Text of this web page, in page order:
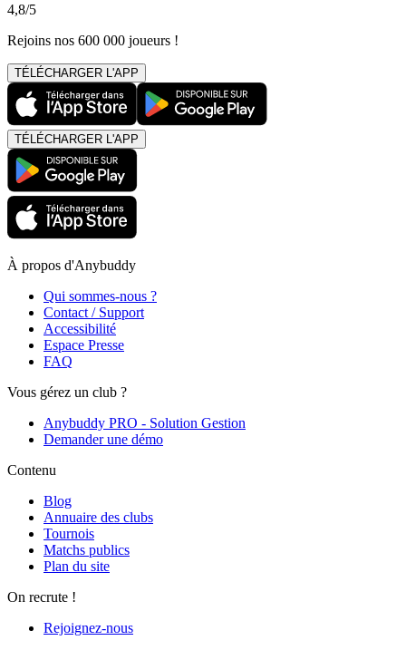
4,8/5
Rejoins nos 600 000 joueurs !
TÉLÉCHARGER L'APP
TÉLÉCHARGER L'APP
À propos d'Anybuddy
Qui sommes-nous ?
Contact / Support
Accessibilité
Espace Presse
FAQ
Vous gérez un club ?
Anybuddy PRO - Solution Gestion
Demander une démo
Contenu
Blog
Annuaire des clubs
Tournois
Matchs publics
Plan du site
On recrute !
Rejoignez-nous